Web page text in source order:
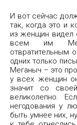
И вот сейчас
так, когда это и
из женщин видел
всем им
отвратительным
одних только
Меганыч – это
у всех женщин
значит со
великолепно.
негодования у
быть умнее них,